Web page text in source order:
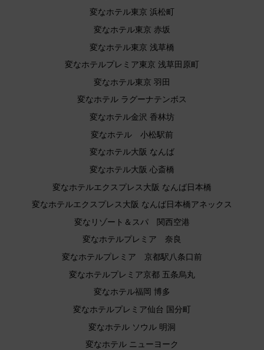
変なホテル東京 浜松町
変なホテル東京 赤坂
変なホテル東京 浅草橋
変なホテルプレミア東京 浅草田原町
変なホテル東京 羽田
変なホテル ラグーナテンボス
変なホテル金沢 香林坊
変なホテル 小松駅前
変なホテル大阪 なんば
変なホテル大阪 心斎橋
変なホテルエクスプレス大阪 なんば日本橋
変なホテルエクスプレス大阪 なんば日本橋アネックス
変なリゾート＆スパ 関西空港
変なホテルプレミア 奈良
変なホテルプレミア 京都駅八条口前
変なホテルプレミア京都 五条烏丸
変なホテル福岡 博多
変なホテルプレミア仙台 国分町
変なホテル ソウル 明洞
変なホテル ニューヨーク